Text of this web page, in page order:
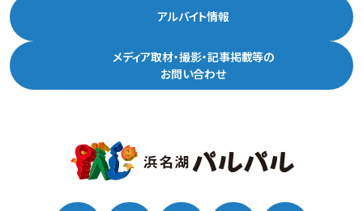
アルバイト情報
メディア取材・撮影・記事掲載等の
お問い合わせ